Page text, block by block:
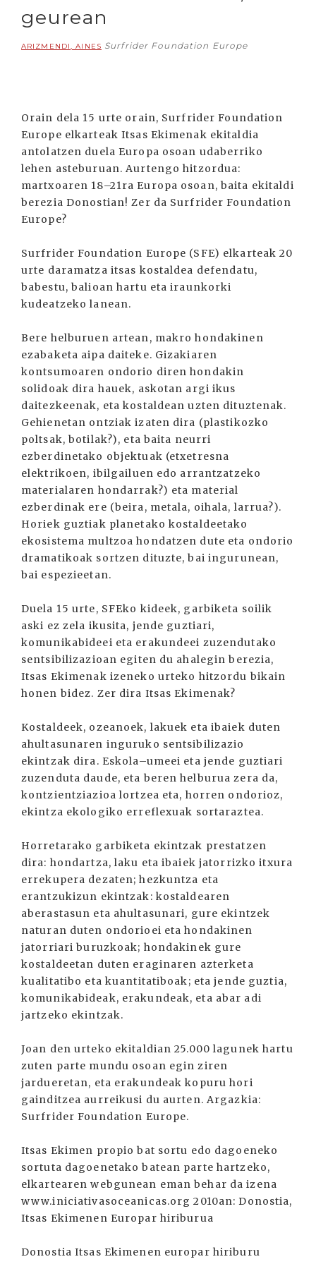
geurean
ARIZMENDI, AINES Surfrider Foundation Europe
Orain dela 15 urte orain, Surfrider Foundation
Europe elkarteak Itsas Ekimenak ekitaldia
antolatzen duela Europa osoan udaberriko
lehen asteburuan. Aurtengo hitzordua:
martxoaren 18–21ra Europa osoan, baita ekitaldi
berezia Donostian! Zer da Surfrider Foundation
Europe?
Surfrider Foundation Europe (SFE) elkarteak 20
urte daramatza itsas kostaldea defendatu,
babestu, balioan hartu eta iraunkorki
kudeatzeko lanean.
Bere helburuen artean, makro hondakinen
ezabaketa aipa daiteke. Gizakiaren
kontsumoaren ondorio diren hondakin
solidoak dira hauek, askotan argi ikus
daitezkeenak, eta kostaldean uzten dituztenak.
Gehienetan ontziak izaten dira (plastikozko
poltsak, botilak?), eta baita neurri
ezberdinetako objektuak (etxetresna
elektrikoen, ibilgailuen edo arrantzatzeko
materialaren hondarrak?) eta material
ezberdinak ere (beira, metala, oihala, larrua?).
Horiek guztiak planetako kostaldeetako
ekosistema multzoa hondatzen dute eta ondorio
dramatikoak sortzen dituzte, bai ingurunean,
bai espezieetan.
Duela 15 urte, SFEko kideek, garbiketa soilik
aski ez zela ikusita, jende guztiari,
komunikabideei eta erakundeei zuzendutako
sentsibilizazioan egiten du ahalegin berezia,
Itsas Ekimenak izeneko urteko hitzordu bikain
honen bidez. Zer dira Itsas Ekimenak?
Kostaldeek, ozeanoek, lakuek eta ibaiek duten
ahultasunaren inguruko sentsibilizazio
ekintzak dira. Eskola–umeei eta jende guztiari
zuzenduta daude, eta beren helburua zera da,
kontzientziazioa lortzea eta, horren ondorioz,
ekintza ekologiko erreflexuak sortaraztea.
Horretarako garbiketa ekintzak prestatzen
dira: hondartza, laku eta ibaiek jatorrizko itxura
errekupera dezaten; hezkuntza eta
erantzukizun ekintzak: kostaldearen
aberastasun eta ahultasunari, gure ekintzek
naturan duten ondorioei eta hondakinen
jatorriari buruzkoak; hondakinek gure
kostaldeetan duten eraginaren azterketa
kualitatibo eta kuantitatiboak; eta jende guztia,
komunikabideak, erakundeak, eta abar adi
jartzeko ekintzak.
Joan den urteko ekitaldian 25.000 lagunek hartu
zuten parte mundu osoan egin ziren
jardueretan, eta erakundeak kopuru hori
gainditzea aurreikusi du aurten. Argazkia:
Surfrider Foundation Europe.
Itsas Ekimen propio bat sortu edo dagoeneko
sortuta dagoenetako batean parte hartzeko,
elkartearen webgunean eman behar da izena
www.iniciativasoceanicas.org 2010an: Donostia,
Itsas Ekimenen Europar hiriburua
Donostia Itsas Ekimenen europar hiriburu